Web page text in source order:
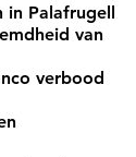
in Palafrugell
van
verbood